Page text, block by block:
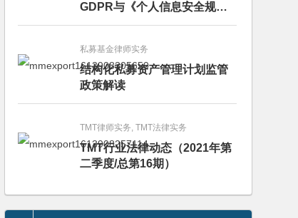
GDPR与《个人信息安全规
范》的比较分析
私募基金律师实务
结构化私募资产管理计划监管
政策解读
TMT律师实务, TMT法律实务
TMT行业法律动态（2021年第
二季度/总第16期）